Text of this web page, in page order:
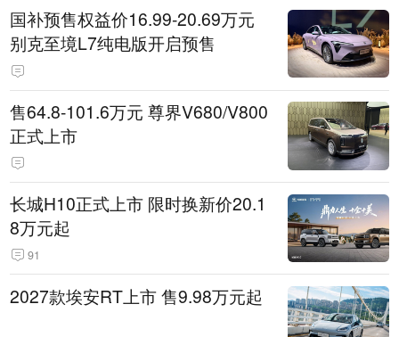
国补预售权益价16.99-20.69万元
别克至境L7纯电版开启预售
售64.8-101.6万元 尊界V680/V800
正式上市
长城H10正式上市 限时换新价20.1
8万元起
91
2027款埃安RT上市 售9.98万元起